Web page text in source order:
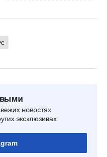
новостях
эксклюзивах